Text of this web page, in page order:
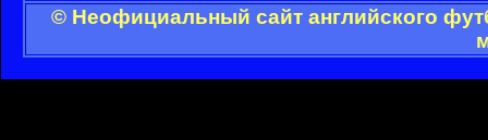
© Неофициальный сайт английского